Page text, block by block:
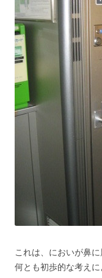
これは、においが鼻に
何とも初歩的な考えに